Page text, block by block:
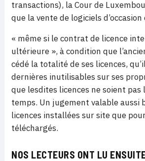
transactions), la Cour de
que la vente de logiciels
« même si le contrat de licence
ultérieure », à condition que
cédé la totalité de ses licences,
dernières inutilisables sur ses
que lesdites licences ne soient pas
temps. Un jugement valable aussi
licences installées sur site que
téléchargés.
NOS LECTEURS ONT LU